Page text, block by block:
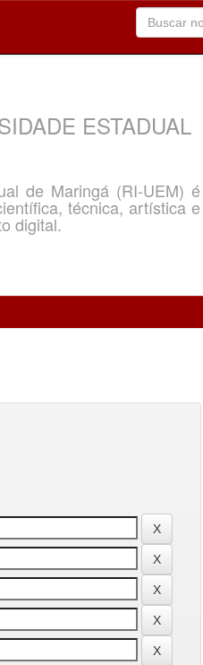
ESTADUAL
de Maringá (RI-UEM) é
técnica, artística e
digital.